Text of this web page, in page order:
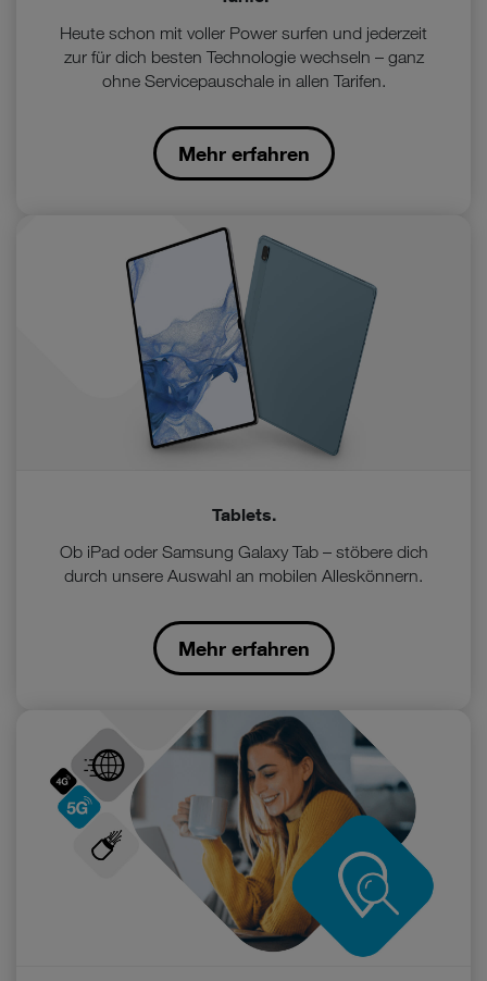
Heute schon mit voller Power surfen und jederzeit
zur für dich besten Technologie wechseln – ganz
ohne Servicepauschale in allen Tarifen.
Mehr erfahren
Tablets.
Ob iPad oder Samsung Galaxy Tab – stöbere dich
durch unsere Auswahl an mobilen Alleskönnern.
Mehr erfahren